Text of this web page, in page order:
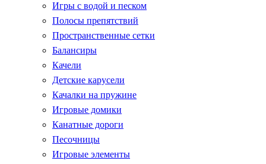
Игры с водой и песком
Полосы препятствий
Пространственные сетки
Балансиры
Качели
Детские карусели
Качалки на пружине
Игровые домики
Канатные дороги
Песочницы
Игровые элементы